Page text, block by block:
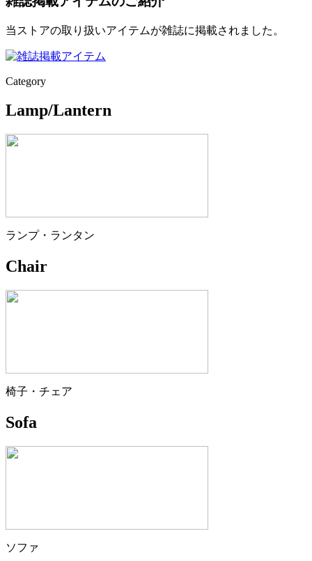
当ストアの取り扱いアイテムが雑誌に掲載されました。
Category
Lamp/Lantern
ランプ・ランタン
Chair
椅子・チェア
Sofa
ソファ